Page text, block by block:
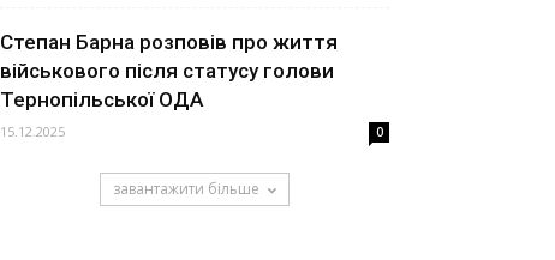
Степан Барна розповів про життя
військового після статусу голови
Тернопільської ОДА
15.12.2025 0
завантажити більше